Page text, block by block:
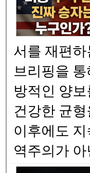
서를 재편
브리핑을
방적인 양
건강한 균
이후에도